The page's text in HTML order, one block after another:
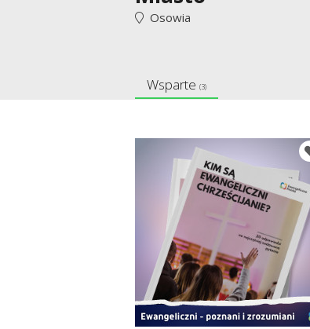
Osowia
Wsparte (3)